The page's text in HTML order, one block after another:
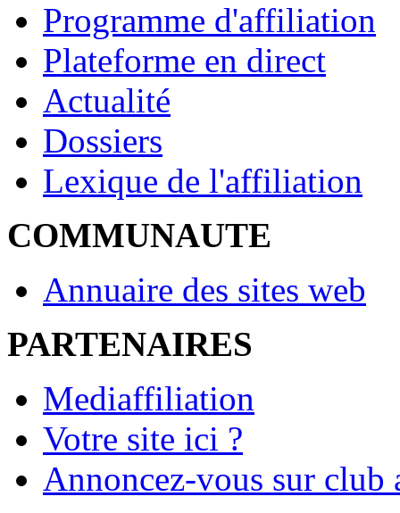
Programme d'affiliation
Plateforme en direct
Actualité
Dossiers
Lexique de l'affiliation
COMMUNAUTE
Annuaire des sites web
PARTENAIRES
Mediaffiliation
Votre site ici ?
Annoncez-vous sur